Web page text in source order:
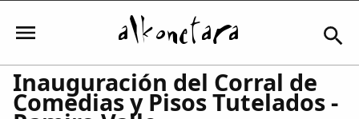
Iniciar sesión
Inauguración del Corral de
Comedias y Pisos Tutelados -